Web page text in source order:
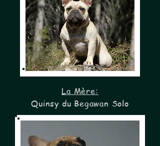
La Mère:
Quinsy du Begawan Solo